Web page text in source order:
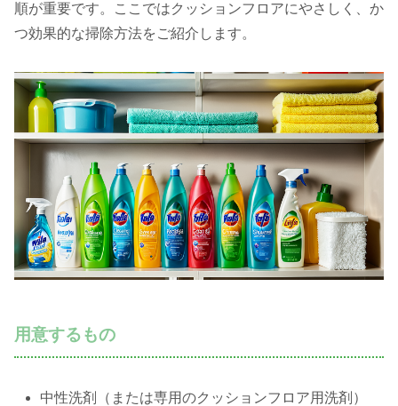
順が重要です。ここではクッションフロアにやさしく、か
つ効果的な掃除方法をご紹介します。
用意するもの
中性洗剤（または専用のクッションフロア用洗剤）